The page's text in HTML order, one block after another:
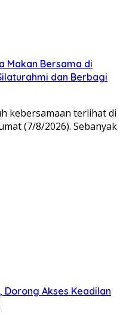
Makan Bersama di
dan Berbagi
kebersamaan terlihat di
(7/8/2026). Sebanyak
Dorong Akses Keadilan